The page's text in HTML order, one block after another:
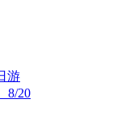
游
8/20